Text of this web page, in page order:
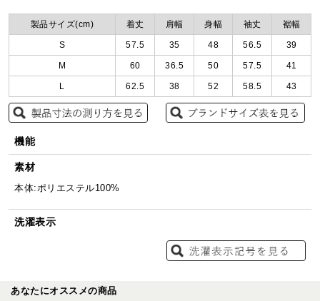
製品サイズ(cm) 着丈 肩幅 身幅 袖丈 裾幅
S 57.5 35 48 56.5 39
M 60 36.5 50 57.5 41
L 62.5 38 52 58.5 43
機能
素材
本体:ポリエステル100%
洗濯表示
あなたにオススメの商品